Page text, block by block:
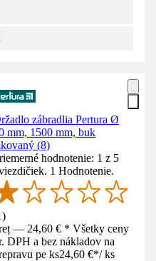
zábradlia Pertura Ø
mm, 1500 mm, buk
(8)
hodnotenie: 1 z 5
1 Hodnotenie.
)
— 24,60 € * Všetky ceny
DPH a bez nákladov na
pe ks24,60 €*/ ks